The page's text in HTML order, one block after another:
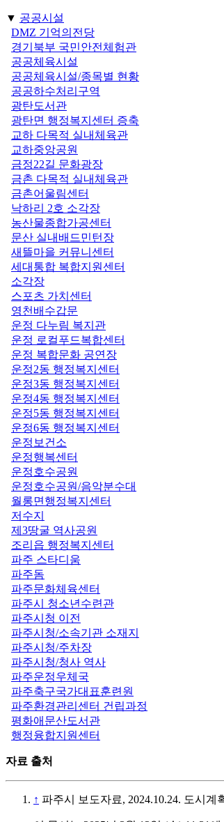
▼ 공공시설
DMZ 기억의전당
경기북부 국민안전체험관
공공체육시설
공공체육시설/종목별 현황
공공하수처리구역
광탄도서관
광탄면 행정복지센터 증축
교하 다목적 실내체육관
교하중앙공원
금정22길 문화광장
금촌 다목적 실내체육관
금촌어울림센터
낙하리 2호 소각장
농산물종합가공센터
문산 실내배드민턴장
새뜰마을 커뮤니센터
세대통합 복합지원센터
소각장
스포츠 가치센터
영천배수갑문
운정 다누림 복지관
운정 로컬푸드복합센터
운정 복합문화 공연장
운정2동 행정복지센터
운정3동 행정복지센터
운정4동 행정복지센터
운정5동 행정복지센터
운정6동 행정복지센터
운정보건소
운정행복센터
운정호수공원
운정호수공원/음악분수대
월롱면행정복지센터
저수지
제3땅굴 역사공원
조리읍 행정복지센터
파주 스타디움
파주돔
파주문화체육센터
파주시 청소년수련관
파주시청 이전
파주시청/소속기관 소재지
파주시청/주차장
파주시청/청사 역사
파주운정우체국
파주축구국가대표훈련원
파주환경관리센터 건립과정
평화애문산도서관
행정융합지원센터
자료 출처
↑ 파주시 보도자료, 2024.10.24. 도시계